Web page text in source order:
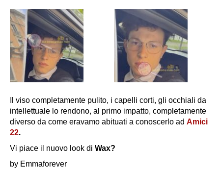
Il viso completamente pulito, i capelli corti, gli occhiali da
intellettuale lo rendono, al primo impatto, completamente
diverso da come eravamo abituati a conoscerlo ad Amici
22.
Vi piace il nuovo look di Wax?
by Emmaforever